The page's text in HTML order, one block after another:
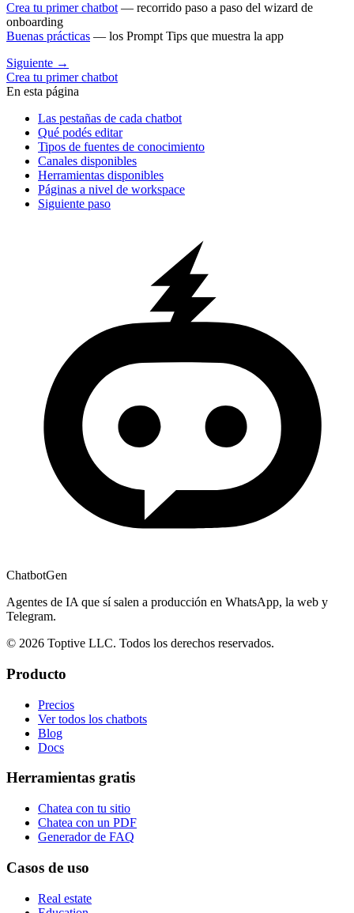
Crea tu primer chatbot — recorrido paso a paso del wizard de
onboarding
Buenas prácticas — los Prompt Tips que muestra la app
Siguiente →
Crea tu primer chatbot
En esta página
Las pestañas de cada chatbot
Qué podés editar
Tipos de fuentes de conocimiento
Canales disponibles
Herramientas disponibles
Páginas a nivel de workspace
Siguiente paso
ChatbotGen
Agentes de IA que sí salen a producción en WhatsApp, la web y
Telegram.
© 2026 Toptive LLC. Todos los derechos reservados.
Producto
Precios
Ver todos los chatbots
Blog
Docs
Herramientas gratis
Chatea con tu sitio
Chatea con un PDF
Generador de FAQ
Casos de uso
Real estate